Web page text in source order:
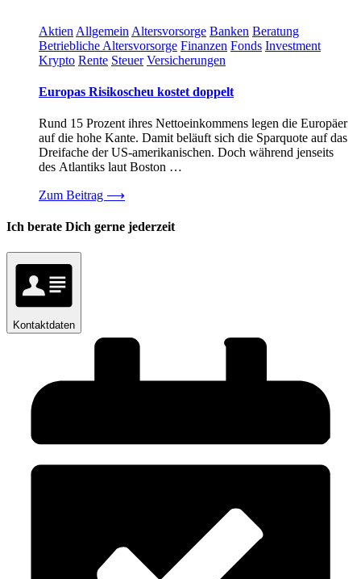
Aktien Allgemein Altersvorsorge Banken Beratung
Betriebliche Altersvorsorge Finanzen Fonds Investment
Krypto Rente Steuer Versicherungen
Europas Risikoscheu kostet doppelt
Rund 15 Prozent ihres Nettoeinkommens legen die Europäer
auf die hohe Kante. Damit beläuft sich die Sparquote auf das
Dreifache der US-amerikanischen. Doch während jenseits
des Atlantiks laut Boston …
Zum Beitrag ⟶
Ich berate Dich gerne jederzeit
Kontaktdaten